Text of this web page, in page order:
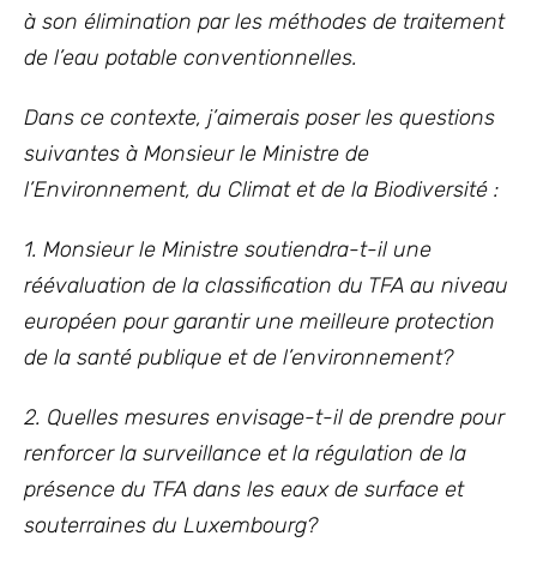
à son élimination par les méthodes de traitement
de l’eau potable conventionnelles.
Dans ce contexte, j’aimerais poser les questions
suivantes à Monsieur le Ministre de
l’Environnement, du Climat et de la Biodiversité :
1. Monsieur le Ministre soutiendra-t-il une
réévaluation de la classification du TFA au niveau
européen pour garantir une meilleure protection
de la santé publique et de l’environnement?
2. Quelles mesures envisage-t-il de prendre pour
renforcer la surveillance et la régulation de la
présence du TFA dans les eaux de surface et
souterraines du Luxembourg?